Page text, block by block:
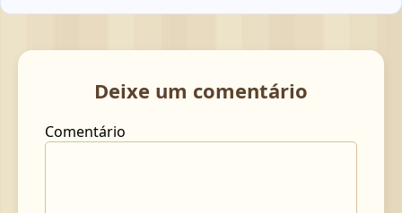
Deixe um comentário
Comentário